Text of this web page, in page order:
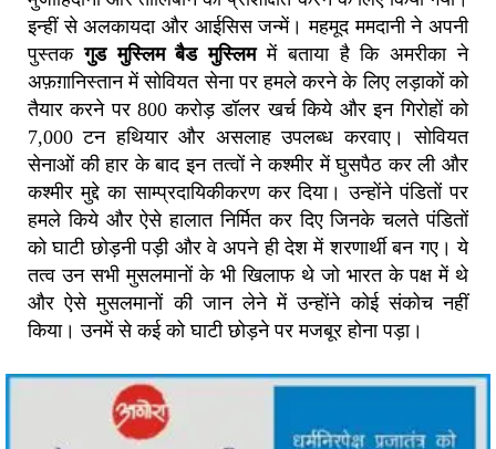
इन्हीं से अलकायदा और आईसिस जन्में। महमूद ममदानी ने अपनी
पुस्तकगुड मुस्लिम बैड मुस्लिममें बताया है कि अमरीका ने
अफ़ग़ानिस्तान में सोवियत सेना पर हमले करने के लिए लड़ाकों को
तैयार करने पर 800 करोड़ डॉलर खर्च किये और इन गिरोहों को
7,000 टन हथियार और असलाह उपलब्ध करवाए। सोवियत
सेनाओं की हार के बाद इन तत्वों ने कश्मीर में घुसपैठ कर ली और
कश्मीर मुद्दे का साम्प्रदायिकीकरण कर दिया। उन्होंने पंडितों पर
हमले किये और ऐसे हालात निर्मित कर दिए जिनके चलते पंडितों
को घाटी छोड़नी पड़ी और वे अपने ही देश में शरणार्थी बन गए। ये
तत्व उन सभी मुसलमानों के भी खिलाफ थे जो भारत के पक्ष में थे
और ऐसे मुसलमानों की जान लेने में उन्होंने कोई संकोच नहीं
किया। उनमें से कई को घाटी छोड़ने पर मजबूर होना पड़ा।